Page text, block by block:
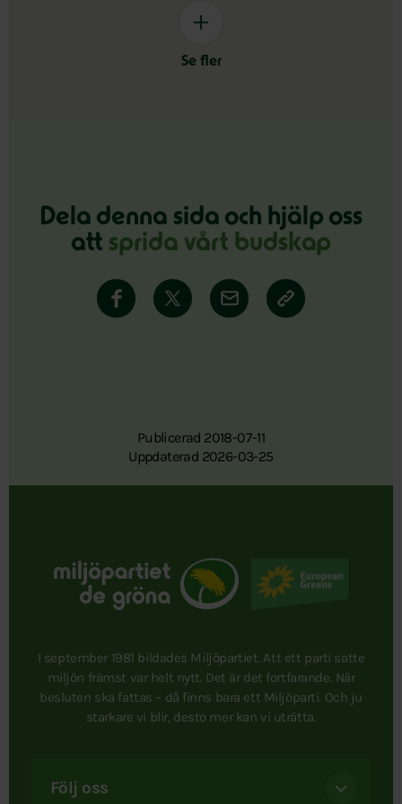
Se fler
Dela denna sida och hjälp oss
att sprida vårt budskap
Publicerad 2018-07-11
Uppdaterad 2026-03-25
I september 1981 bildades Miljöpartiet. Att ett parti satte
miljön främst var helt nytt. Det är det fortfarande. När
besluten ska fattas – då finns bara ett Miljöparti. Och ju
starkare vi blir, desto mer kan vi uträtta.
Följ oss